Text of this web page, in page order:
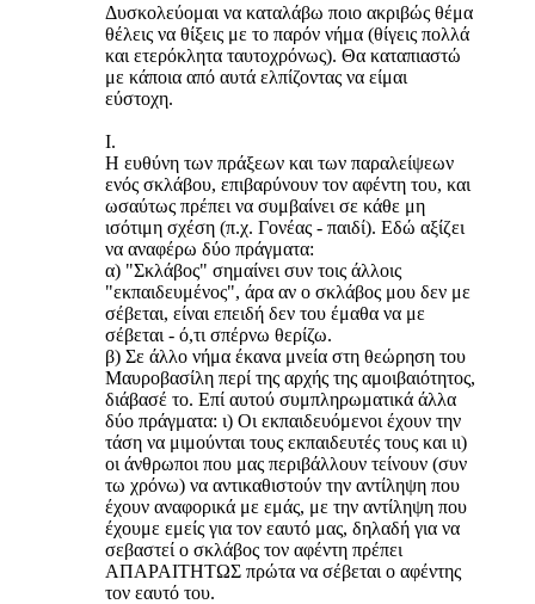
Δυσκολεύομαι να καταλάβω ποιο ακριβώς θέμα
θέλεις να θίξεις με το παρόν νήμα (θίγεις πολλά
και ετερόκλητα ταυτοχρόνως). Θα καταπιαστώ
με κάποια από αυτά ελπίζοντας να είμαι
εύστοχη.
Ι.
Η ευθύνη των πράξεων και των παραλείψεων
ενός σκλάβου, επιβαρύνουν τον αφέντη του, και
ωσαύτως πρέπει να συμβαίνει σε κάθε μη
ισότιμη σχέση (π.χ. Γονέας - παιδί). Εδώ αξίζει
να αναφέρω δύο πράγματα:
α) "Σκλάβος" σημαίνει συν τοις άλλοις
"εκπαιδευμένος", άρα αν ο σκλάβος μου δεν με
σέβεται, είναι επειδή δεν του έμαθα να με
σέβεται - ό,τι σπέρνω θερίζω.
β) Σε άλλο νήμα έκανα μνεία στη θεώρηση του
Μαυροβασίλη περί της αρχής της αμοιβαιότητος,
διάβασέ το. Επί αυτού συμπληρωματικά άλλα
δύο πράγματα: ι) Οι εκπαιδευόμενοι έχουν την
τάση να μιμούνται τους εκπαιδευτές τους και ιι)
οι άνθρωποι που μας περιβάλλουν τείνουν (συν
τω χρόνω) να αντικαθιστούν την αντίληψη που
έχουν αναφορικά με εμάς, με την αντίληψη που
έχουμε εμείς για τον εαυτό μας, δηλαδή για να
σεβαστεί ο σκλάβος τον αφέντη πρέπει
ΑΠΑΡΑΙΤΗΤΩΣ πρώτα να σέβεται ο αφέντης
τον εαυτό του.